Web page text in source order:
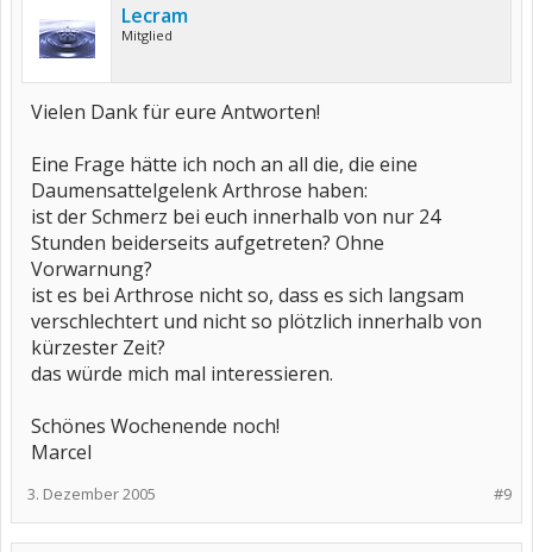
Lecram
Mitglied
Vielen Dank für eure Antworten!
Eine Frage hätte ich noch an all die, die eine
Daumensattelgelenk Arthrose haben:
ist der Schmerz bei euch innerhalb von nur 24
Stunden beiderseits aufgetreten? Ohne
Vorwarnung?
ist es bei Arthrose nicht so, dass es sich langsam
verschlechtert und nicht so plötzlich innerhalb von
kürzester Zeit?
das würde mich mal interessieren.
Schönes Wochenende noch!
Marcel
#9
3. Dezember 2005